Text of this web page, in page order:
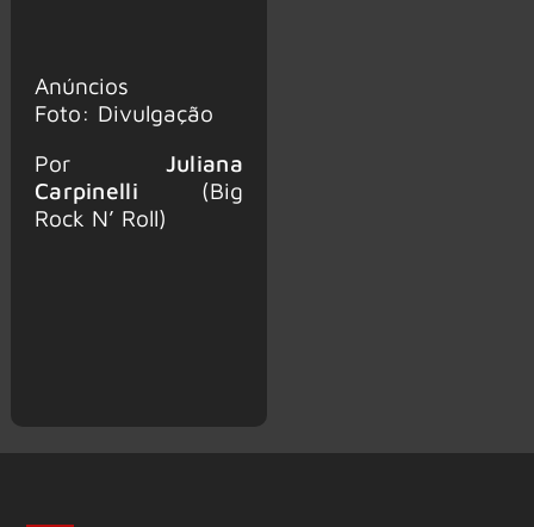
Anúncios
Foto: Divulgação
Por Juliana
Carpinelli (Big
Rock N’ Roll)